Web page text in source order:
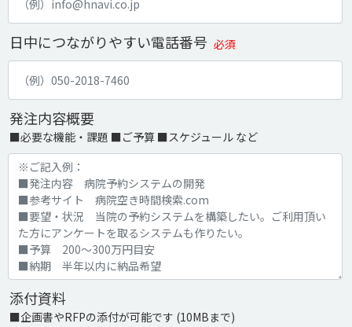
日中につながりやすい電話番号 必須
発注内容概要
■必要な機能・課題 ■ご予算 ■スケジュール など
添付資料
■企画書やRFPの添付が可能です (10MBまで)